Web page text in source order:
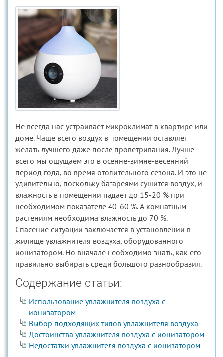
Не всегда нас устраивает микроклимат в квартире или
доме. Чаще всего воздух в помещении оставляет
желать лучшего даже после проветривания. Лучше
всего мы ощущаем это в осенне-зимне-весенний
период года, во время отопительного сезона. И это не
удивительно, поскольку батареями сушится воздух, и
влажность в помещении падает до 15-20 % при
необходимом показателе 40-60 %. А комнатным
растениям необходима влажность до 70 %.
Спасение ситуации заключается в установлении в
жилище увлажнителя воздуха, оборудованного
ионизатором. Но вначале необходимо знать, как его
правильно выбирать среди большого разнообразия.
Содержание статьи:
Использование увлажнителя воздуха с
ионизатором
Выбор подходящих типов увлажнителя воздуха
Достоинства увлажнителя воздуха с ионизатором
Недостатки увлажнителя воздуха с ионизатором